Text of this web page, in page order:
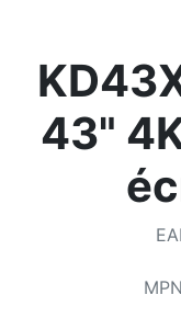
Accueil
Baisses de prix
Paramètres
Soutenez-nous
43"
MPN